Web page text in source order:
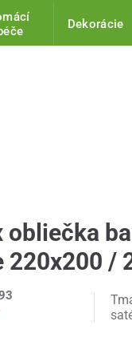
Dekorácie
obliečka
220x200 /